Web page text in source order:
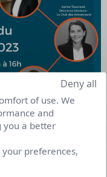
de 15h à 16h
of use. We
and
you a better
preferences,
Deny all